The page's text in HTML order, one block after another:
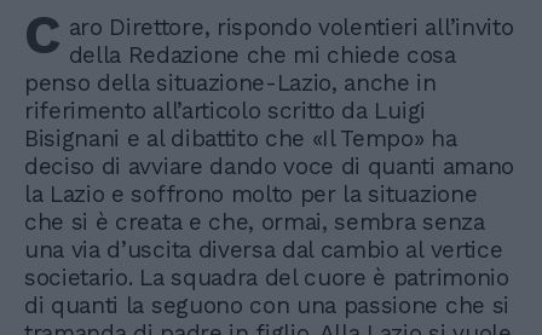
C aro Direttore, rispondo volentieri all’invito
della Redazione che mi chiede cosa
penso della situazione-Lazio, anche in
riferimento all’articolo scritto da Luigi
Bisignani e al dibattito che «Il Tempo» ha
deciso di avviare dando voce di quanti amano
la Lazio e soffrono molto per la situazione
che si è creata e che, ormai, sembra senza
una via d’uscita diversa dal cambio al vertice
societario. La squadra del cuore è patrimonio
di quanti la seguono con una passione che si